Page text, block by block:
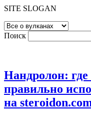
SITE SLOGAN
Поиск
Нандролон:
правильно
на